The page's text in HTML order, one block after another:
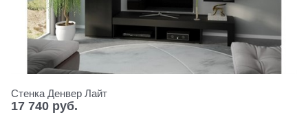
Стенка Денвер Лайт
17 740 руб.